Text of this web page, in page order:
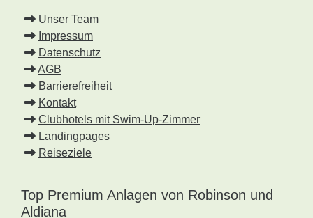
Unser Team
Impressum
Datenschutz
AGB
Barrierefreiheit
Kontakt
Clubhotels mit Swim-Up-Zimmer
Landingpages
Reiseziele
Top Premium Anlagen von Robinson und
Aldiana